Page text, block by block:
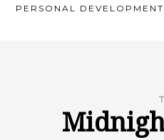
PERSONAL DEVELOPMENT